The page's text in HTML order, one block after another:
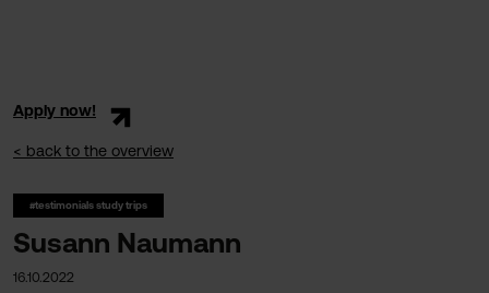
Apply now!
< back to the overview
#testimonials study trips
Susann Naumann
16.10.2022